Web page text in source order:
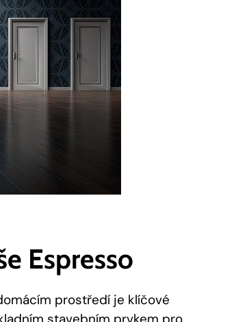
Espresso
prostředí je klíčové